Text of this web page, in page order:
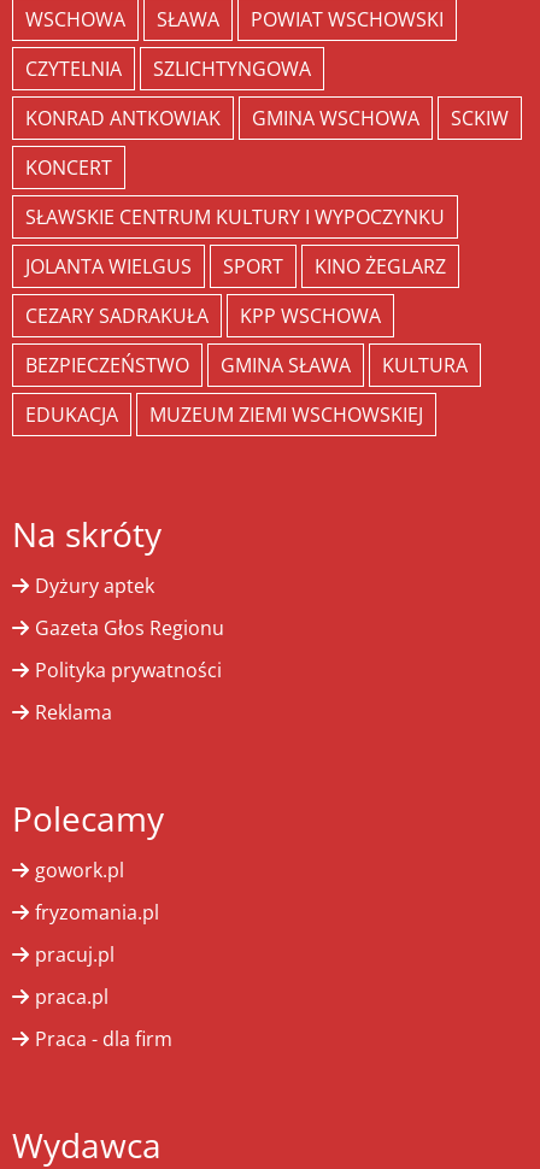
WSCHOWA SŁAWA
POWIAT WSCHOWSKI
CZYTELNIA
SZLICHTYNGOWA
KONRAD ANTKOWIAK
GMINA WSCHOWA
SCKIW
KONCERT
SŁAWSKIE CENTRUM KULTURY I WYPOCZYNKU
JOLANTA WIELGUS
SPORT
KINO ŻEGLARZ
CEZARY SADRAKUŁA
KPP WSCHOWA
BEZPIECZEŃSTWO
GMINA SŁAWA
KULTURA
EDUKACJA
MUZEUM ZIEMI WSCHOWSKIEJ
Na skróty
Dyżury aptek
Gazeta Głos Regionu
Polityka prywatności
Reklama
Polecamy
gowork.pl
fryzomania.pl
pracuj.pl
praca.pl
Praca - dla firm
Wydawca